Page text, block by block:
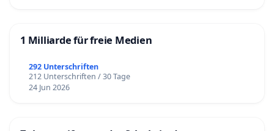
1 Milliarde für freie Medien
292 Unterschriften
212 Unterschriften / 30 Tage
24 Jun 2026